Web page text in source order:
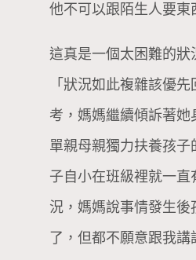
他不可以跟陌生人要東
這真是一個太困難的狀
「狀況如此複雜該優
考，媽媽繼續傾訴著她
單親母親獨力扶養孩子
子自小在班級裡就一直
況，媽媽說事情發生後
了，但都不願意跟我